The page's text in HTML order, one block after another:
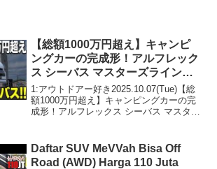
【総額1000万円超え】キャンピ
ングカーの完成形！アルフレック
ス シーバス マスターズラインの
全貌とは？
1:アウトドアー好き2025.10.07(Tue)【総
額1000万円超え】キャンピングカーの完
成形！アルフレックス シーバス マスター
ー好き2025.10.07(Tu...
Daftar SUV MeVVah Bisa Off
Road (AWD) Harga 110 Juta